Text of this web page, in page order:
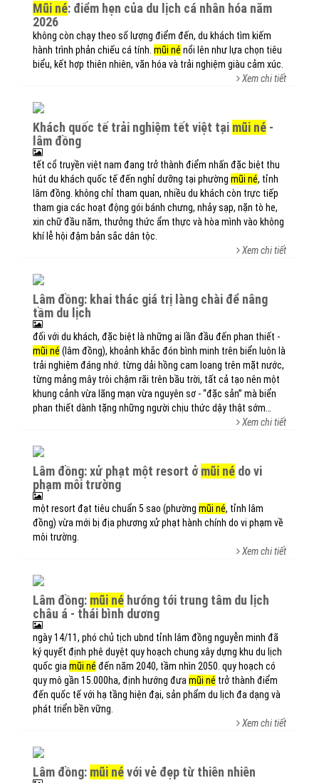
mũi né: điểm hẹn của du lịch cá nhân hóa năm
2026
không còn chạy theo số lượng điểm đến, du khách tìm kiếm
hành trình phản chiếu cá tính. mũi né nổi lên như lựa chọn tiêu
biểu, kết hợp thiên nhiên, văn hóa và trải nghiệm giàu cảm xúc.
Xem chi tiết
khách quốc tế trải nghiệm tết việt tại mũi né -
lâm đồng
tết cổ truyền việt nam đang trở thành điểm nhấn đặc biệt thu
hút du khách quốc tế đến nghỉ dưỡng tại phường mũi né, tỉnh
lâm đồng. không chỉ tham quan, nhiều du khách còn trực tiếp
tham gia các hoạt động gói bánh chưng, nhảy sạp, nặn tò he,
xin chữ đầu năm, thưởng thức ẩm thực và hòa mình vào không
khí lễ hội đậm bản sắc dân tộc.
Xem chi tiết
lâm đồng: khai thác giá trị làng chài để nâng
tầm du lịch
đối với du khách, đặc biệt là những ai lần đầu đến phan thiết -
mũi né (lâm đồng), khoảnh khắc đón bình minh trên biển luôn là
trải nghiệm đáng nhớ. từng dải hồng cam loang trên mặt nước,
từng mảng mây trôi chậm rãi trên bầu trời, tất cả tạo nên một
khung cảnh vừa lãng mạn vừa nguyên sơ - “đặc sản” mà biển
phan thiết dành tặng những người chịu thức dậy thật sớm…
Xem chi tiết
lâm đồng: xử phạt một resort ở mũi né do vi
phạm môi trường
một resort đạt tiêu chuẩn 5 sao (phường mũi né, tỉnh lâm
đồng) vừa mới bị địa phương xử phạt hành chính do vi phạm về
môi trường.
Xem chi tiết
lâm đồng: mũi né hướng tới trung tâm du lịch
châu á - thái bình dương
ngày 14/11, phó chủ tịch ubnd tỉnh lâm đồng nguyễn minh đã
ký quyết định phê duyệt quy hoạch chung xây dựng khu du lịch
quốc gia mũi né đến năm 2040, tầm nhìn 2050. quy hoạch có
quy mô gần 15.000ha, định hướng đưa mũi né trở thành điểm
đến quốc tế với hạ tầng hiện đại, sản phẩm du lịch đa dạng và
phát triển bền vững.
Xem chi tiết
lâm đồng: mũi névới vẻ đẹp từ thiên nhiên